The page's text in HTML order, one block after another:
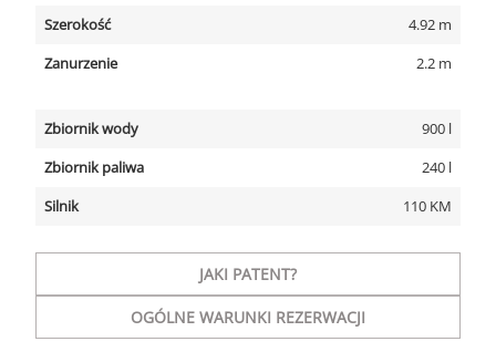
Szerokość
4.92 m
Zanurzenie
2.2 m
Zbiornik wody
900 l
Zbiornik paliwa
240 l
Silnik
110 KM
JAKI PATENT?
OGÓLNE WARUNKI REZERWACJI